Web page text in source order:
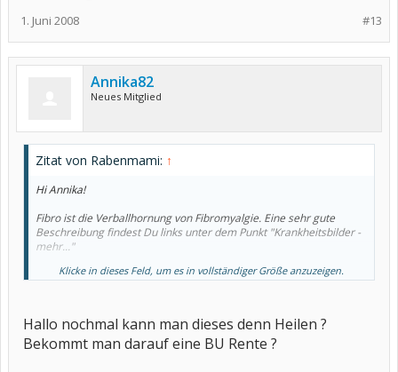
#13
1. Juni 2008
Annika82
Neues Mitglied
Zitat von Rabenmami: ↑
Hi Annika!
Fibro ist die Verballhornung von Fibromyalgie. Eine sehr gute
Beschreibung findest Du links unter dem Punkt "Krankheitsbilder -
mehr..."
GrüßleKlicke in dieses Feld, um es in vollständiger Größe anzuzeigen.
Hallo nochmal kann man dieses denn Heilen ?
Bekommt man darauf eine BU Rente ?